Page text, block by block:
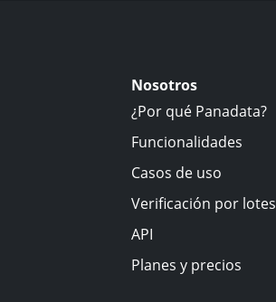
Nosotros
¿Por qué Panadata?
Funcionalidades
Casos de uso
Verificación por lotes
API
Planes y precios